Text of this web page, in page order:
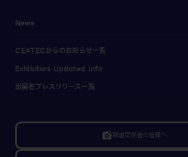
News
CEATECからのお知らせ一覧
Exhibitors Updated Info
出展者プレスリリース一覧
linked_camera報道関係者の皆様へ